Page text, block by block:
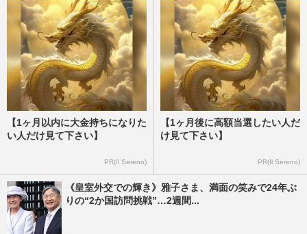
【1ヶ月以内に大金持ちになりた
い人だけ見て下さい】
PR(Il Sereno)
【1ヶ月後に高額当選したい人だ
け見て下さい】
PR(Il Sereno)
《皇室外交での輝き》雅子さま、満面の笑みで24年ぶ
りの“2か国訪問挑戦”…2週間...